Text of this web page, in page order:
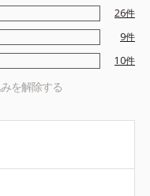
26件
9件
10件
を解除する